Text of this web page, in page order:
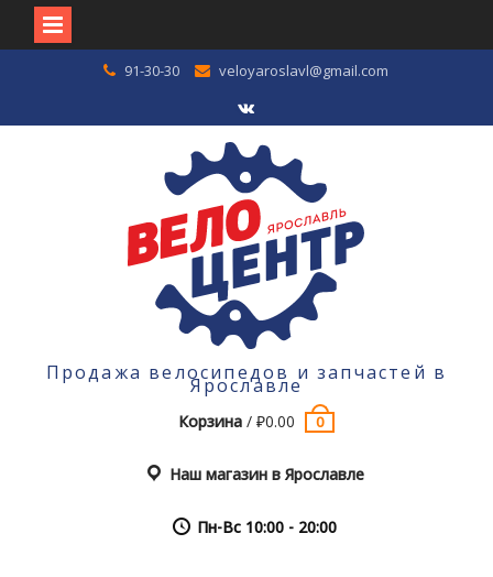
91-30-30 veloyaroslavl@gmail.com
VK
Продажа велосипедов и запчастей в
Ярославле
Корзина /₽0.00 0
Наш магазин в Ярославле
Пн-Вс 10:00 - 20:00